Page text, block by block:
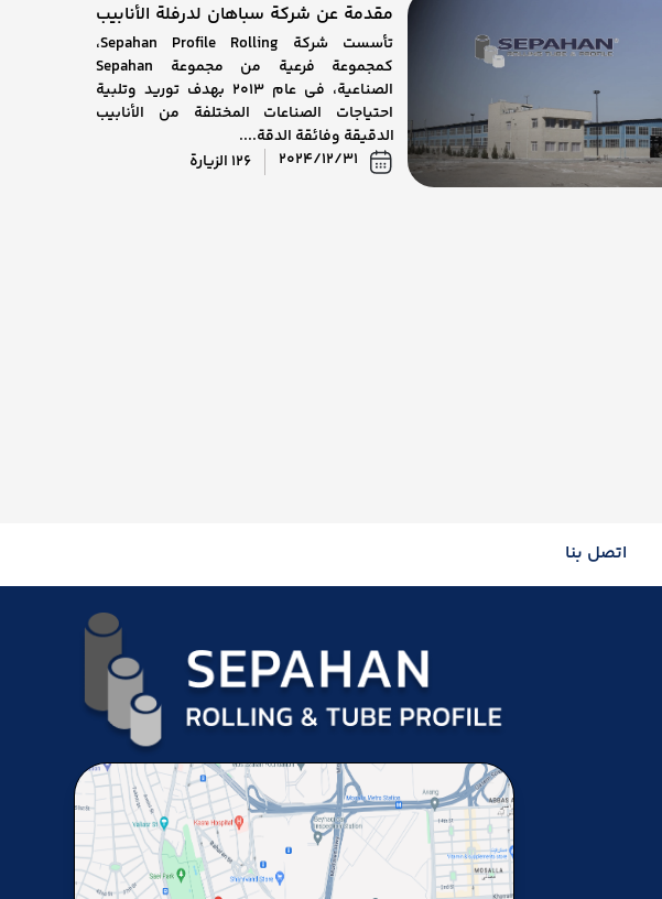
مقدمة عن شركة سباهان لدرفلة الأنابيب
والأنابيب
تأسست شركة Sepahan Profile Rolling،
كمجموعة فرعية من مجموعة Sepahan
الصناعية، في عام 2013 بهدف توريد وتلبية
احتياجات الصناعات المختلفة من الأنابيب
الدقيقة وفائقة الدقة....
2024/12/31
126 الزيارة
اتصل بنا